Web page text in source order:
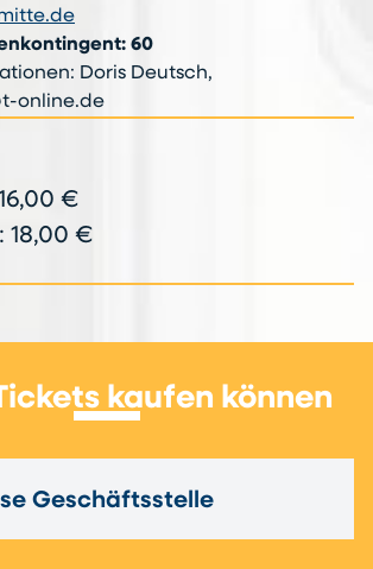
60
Doris Deutsch,
online.de
€
18,00 €
kaufen können
Geschäftsstelle